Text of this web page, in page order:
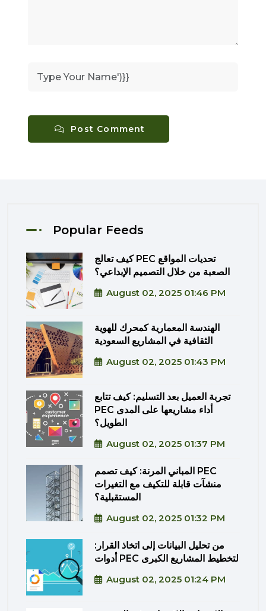
Post Comment
Popular Feeds
كيف تعالج PEC تحديات المواقع
الصعبة من خلال التصميم الإبداعي؟
August 02, 2025 01:46 PM
الهندسة المعمارية كمحرك للهوية
الثقافية في المشاريع السعودية
August 02, 2025 01:43 PM
تجربة العميل بعد التسليم: كيف تتابع
PEC أداء مشاريعها على المدى
الطويل؟
August 02, 2025 01:37 PM
المباني المرنة: كيف تصمم PEC
منشآت قابلة للتكيف مع التغيرات
المستقبلية؟
August 02, 2025 01:32 PM
من تحليل البيانات إلى اتخاذ القرار:
أدوات PEC لتخطيط المشاريع الكبرى
August 02, 2025 01:24 PM